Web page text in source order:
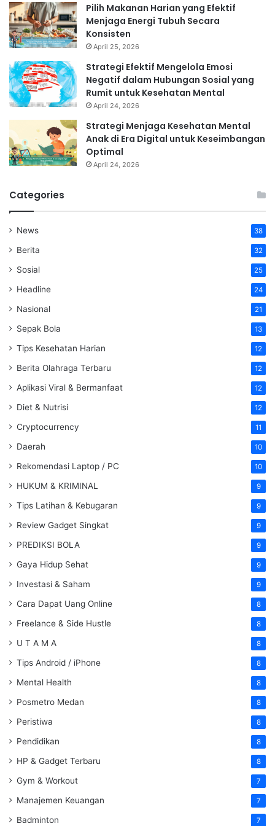
Pilih Makanan Harian yang Efektif
Menjaga Energi Tubuh Secara
Konsisten
April 25, 2026
Strategi Efektif Mengelola Emosi
Negatif dalam Hubungan Sosial yang
Rumit untuk Kesehatan Mental
April 24, 2026
Strategi Menjaga Kesehatan Mental
Anak di Era Digital untuk Keseimbangan
Optimal
April 24, 2026
Categories
News 38
Berita 32
Sosial 25
Headline 24
Nasional 21
Sepak Bola 13
Tips Kesehatan Harian 12
Berita Olahraga Terbaru 12
Aplikasi Viral & Bermanfaat 12
Diet & Nutrisi 12
Cryptocurrency 11
Daerah 10
Rekomendasi Laptop / PC 10
HUKUM & KRIMINAL 9
Tips Latihan & Kebugaran 9
Review Gadget Singkat 9
PREDIKSI BOLA 9
Gaya Hidup Sehat 9
Investasi & Saham 9
Cara Dapat Uang Online 8
Freelance & Side Hustle 8
U T A M A 8
Tips Android / iPhone 8
Mental Health 8
Posmetro Medan 8
Peristiwa 8
Pendidikan 8
HP & Gadget Terbaru 8
Gym & Workout 7
Manajemen Keuangan 7
Badminton 7